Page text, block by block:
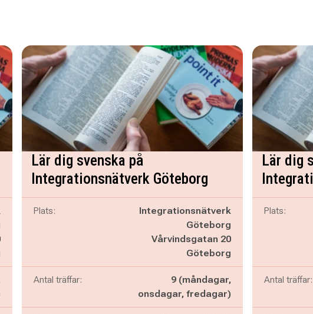
Lär dig svenska på
Integrationsnätverk Göteborg
Plats:
Integrationsnätverk
Göteborg
Vårvindsgatan 20
Göteborg
Antal träffar:
9 (måndagar,
onsdagar, fredagar)
Lär dig
Plats:
Antal träffar: